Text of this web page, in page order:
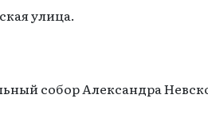
улица.
собор Александра